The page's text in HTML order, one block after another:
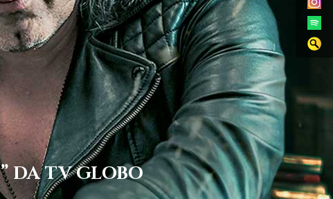
DA TV GLOBO